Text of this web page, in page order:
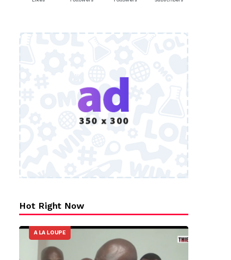
Hot Right Now
A LA LOUPE